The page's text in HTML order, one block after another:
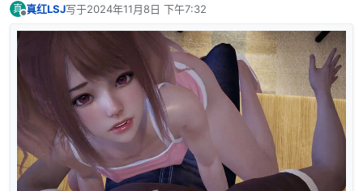
真 真红LSJ写于2024年11月8日 下午7:32
最后由 编辑